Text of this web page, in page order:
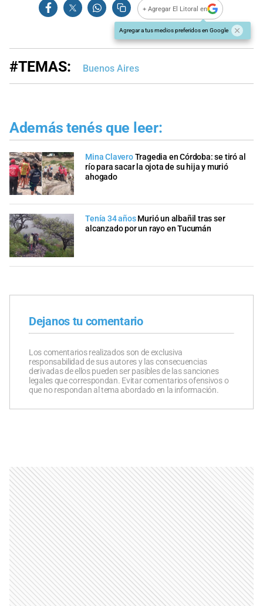
+ Agregar El Litoral en
Agregar a tus medios preferidos en Google
#TEMAS: Buenos Aires
Además tenés que leer:
Mina ClaveroTragedia en Córdoba: se tiró al
río para sacar la ojota de su hija y murió
ahogado
Tenía 34 años Murió un albañil tras ser
alcanzado por un rayo en Tucumán
Dejanos tu comentario
Los comentarios realizados son de exclusiva
responsabilidad de sus autores y las consecuencias
derivadas de ellos pueden ser pasibles de las sanciones
legales que correspondan. Evitar comentarios ofensivos o
que no respondan al tema abordado en la información.